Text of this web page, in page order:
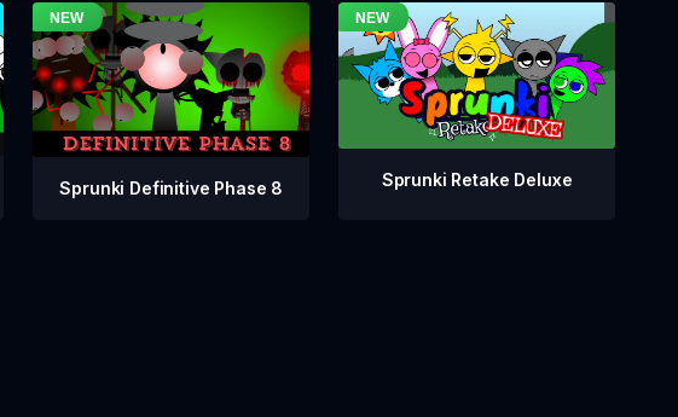
Sprunki Definitive Phase 8 Sprunki Retake Deluxe